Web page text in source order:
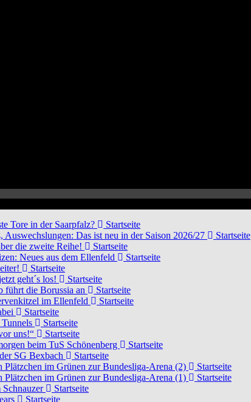
Tore in der Saarpfalz?
Startseite
Das ist neu in der Saison 2026/27
Startseite
die zweite Reihe!
Startseite
Neues aus dem Ellenfeld
Startseite
Startseite
geht´s los!
Startseite
führt die Borussia an
Startseite
im Ellenfeld
Startseite
Startseite
Startseite
uns!“
Startseite
beim TuS Schönenberg
Startseite
SG Bexbach
Startseite
Plätzchen im Grünen zur Bundesliga-Arena (2)
Startseite
Plätzchen im Grünen zur Bundesliga-Arena (1)
Startseite
Startseite
Startseite